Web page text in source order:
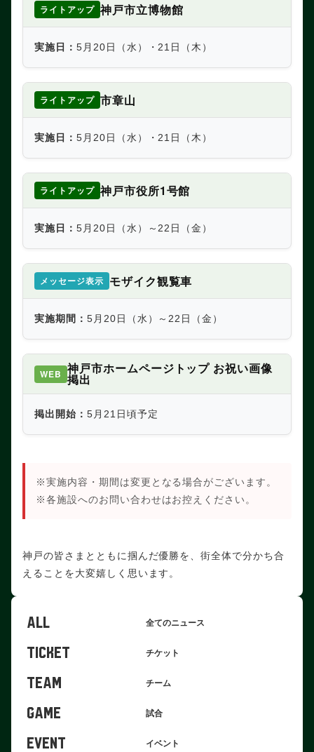
ライトアップ 神戸市立博物館
実施日： 5月20日（水）・21日（木）
ライトアップ 市章山
実施日： 5月20日（水）・21日（木）
ライトアップ 神戸市役所1号館
実施日： 5月20日（水）～22日（金）
メッセージ表示 モザイク観覧車
実施期間： 5月20日（水）～22日（金）
WEB 神戸市ホームページトップ お祝い画像
掲出
掲出開始： 5月21日頃予定
※実施内容・期間は変更となる場合がございます。
※各施設へのお問い合わせはお控えください。
神戸の皆さまとともに掴んだ優勝を、街全体で分かち合
えることを大変嬉しく思います。
ALL 全てのニュース
TICKET チケット
TEAM チーム
GAME 試合
EVENT イベント